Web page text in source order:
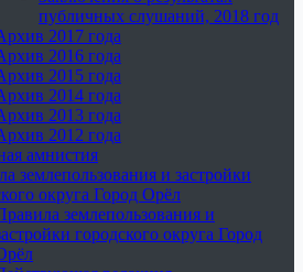
публичных слушаний, 2018 год
2017 года
2016 года
2015 года
2014 года
2013 года
2012 года
амнистия
землепользования и застройки
округа Город Орёл
землепользования и
городского округа Город